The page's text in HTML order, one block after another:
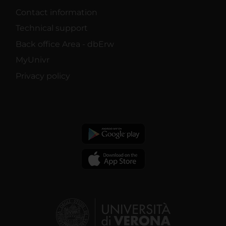
Contact information
Technical support
Back office Area - dbErw
MyUnivr
Privacy policy